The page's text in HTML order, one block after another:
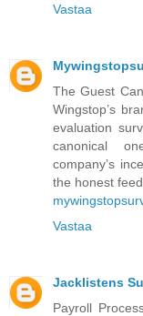
Vastaa
The Guest
Wingstop’s
evaluation
canonical
company’s
the honest
Vastaa
Jacklistens
Payroll